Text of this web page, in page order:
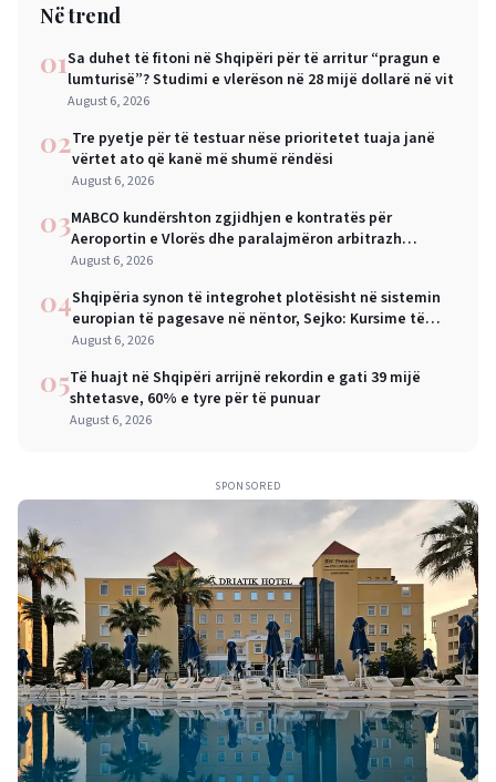
Në trend
01Sa duhet të fitoni në Shqipëri për të arritur “pragun e
lumturisë”? Studimi e vlerëson në 28 mijë dollarë në vit
August 6, 2026
02Tre pyetje për të testuar nëse prioritetet tuaja janë
vërtet ato që kanë më shumë rëndësi
August 6, 2026
03MABCO kundërshton zgjidhjen e kontratës për
Aeroportin e Vlorës dhe paralajmëron arbitrazh
ndërkombëtar
August 6, 2026
04Shqipëria synon të integrohet plotësisht në sistemin
europian të pagesave në nëntor, Sejko: Kursime të
mëdha për qytetarët dhe bizneset
August 6, 2026
05Të huajt në Shqipëri arrijnë rekordin e gati 39 mijë
shtetasve, 60% e tyre për të punuar
August 6, 2026
SPONSORED